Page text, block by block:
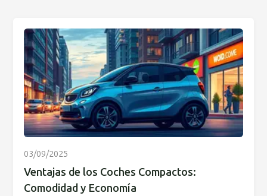
03/09/2025
Ventajas de los Coches Compactos:
Comodidad y Economía